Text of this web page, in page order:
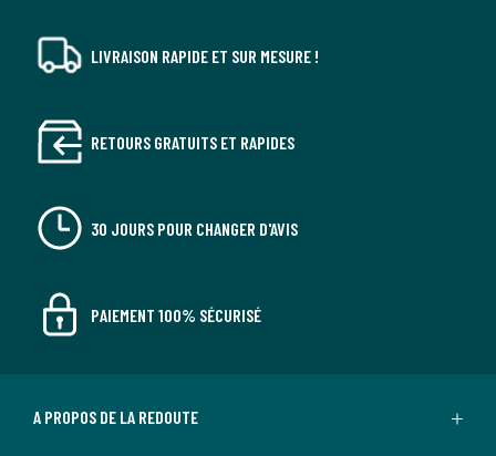
LIVRAISON RAPIDE ET SUR MESURE !
RETOURS GRATUITS ET RAPIDES
30 JOURS POUR CHANGER D'AVIS
PAIEMENT 100% SÉCURISÉ
A PROPOS DE LA REDOUTE